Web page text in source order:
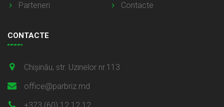
Parteneri
Contacte
CONTACTE
Chișinău, str. Uzinelor nr.113
office@parbriz.md